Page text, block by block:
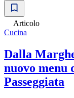
Articolo
Cucina
Dalla
nuovo menu
Passeggiata